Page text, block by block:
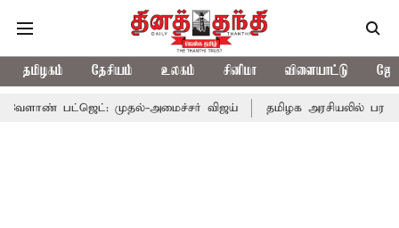
தமிழகம் தேசியம் உலகம் சினிமா விளையாட்டு
முதல்-அமைச்சர் விஜய் தமிழக அரசியலில் பரபரப்பு;